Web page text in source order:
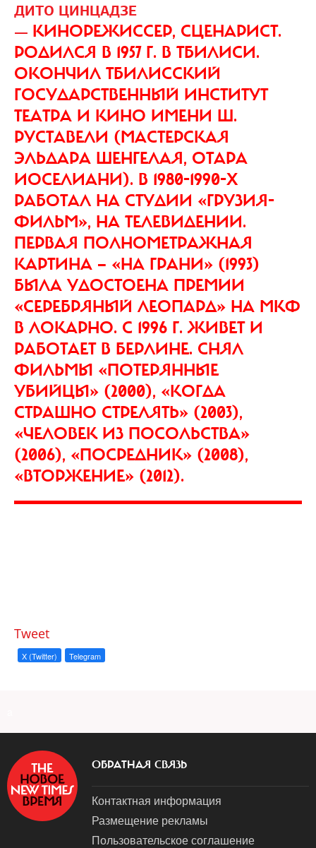
ДИТО ЦИНЦАДЗЕ
— КИНОРЕЖИССЕР, СЦЕНАРИСТ.
РОДИЛСЯ В 1957 Г. В ТБИЛИСИ.
ОКОНЧИЛ ТБИЛИССКИЙ
ГОСУДАРСТВЕННЫЙ ИНСТИТУТ
ТЕАТРА И КИНО ИМЕНИ Ш.
РУСТАВЕЛИ (МАСТЕРСКАЯ
ЭЛЬДАРА ШЕНГЕЛАЯ, ОТАРА
ИОСЕЛИАНИ). В 1980-1990-Х
РАБОТАЛ НА СТУДИИ «ГРУЗИЯ-
ФИЛЬМ», НА ТЕЛЕВИДЕНИИ.
ПЕРВАЯ ПОЛНОМЕТРАЖНАЯ
КАРТИНА — «НА ГРАНИ» (1993)
БЫЛА УДОСТОЕНА ПРЕМИИ
«СЕРЕБРЯНЫЙ ЛЕОПАРД» НА МКФ
В ЛОКАРНО. С 1996 Г. ЖИВЕТ И
РАБОТАЕТ В БЕРЛИНЕ. СНЯЛ
ФИЛЬМЫ «ПОТЕРЯННЫЕ
УБИЙЦЫ» (2000), «КОГДА
СТРАШНО СТРЕЛЯТЬ» (2003),
«ЧЕЛОВЕК ИЗ ПОСОЛЬСТВА»
(2006), «ПОСРЕДНИК» (2008),
«ВТОРЖЕНИЕ» (2012).
Tweet
X (Twitter) Telegram
ОБРАТНАЯ СВЯЗЬ
Контактная информация
Размещение рекламы
Пользовательское соглашение